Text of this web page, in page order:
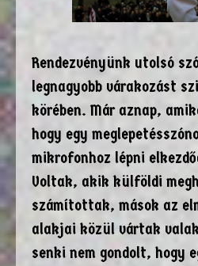
Rendezvényünk utolsó
legnagyobb várakozást
körében. Már aznap,
hogy egy
mikrofonhoz lépni
Voltak, akik külföldi
számítottak, mások az
alakjai közül vártak
senki nem gondolt, hogy